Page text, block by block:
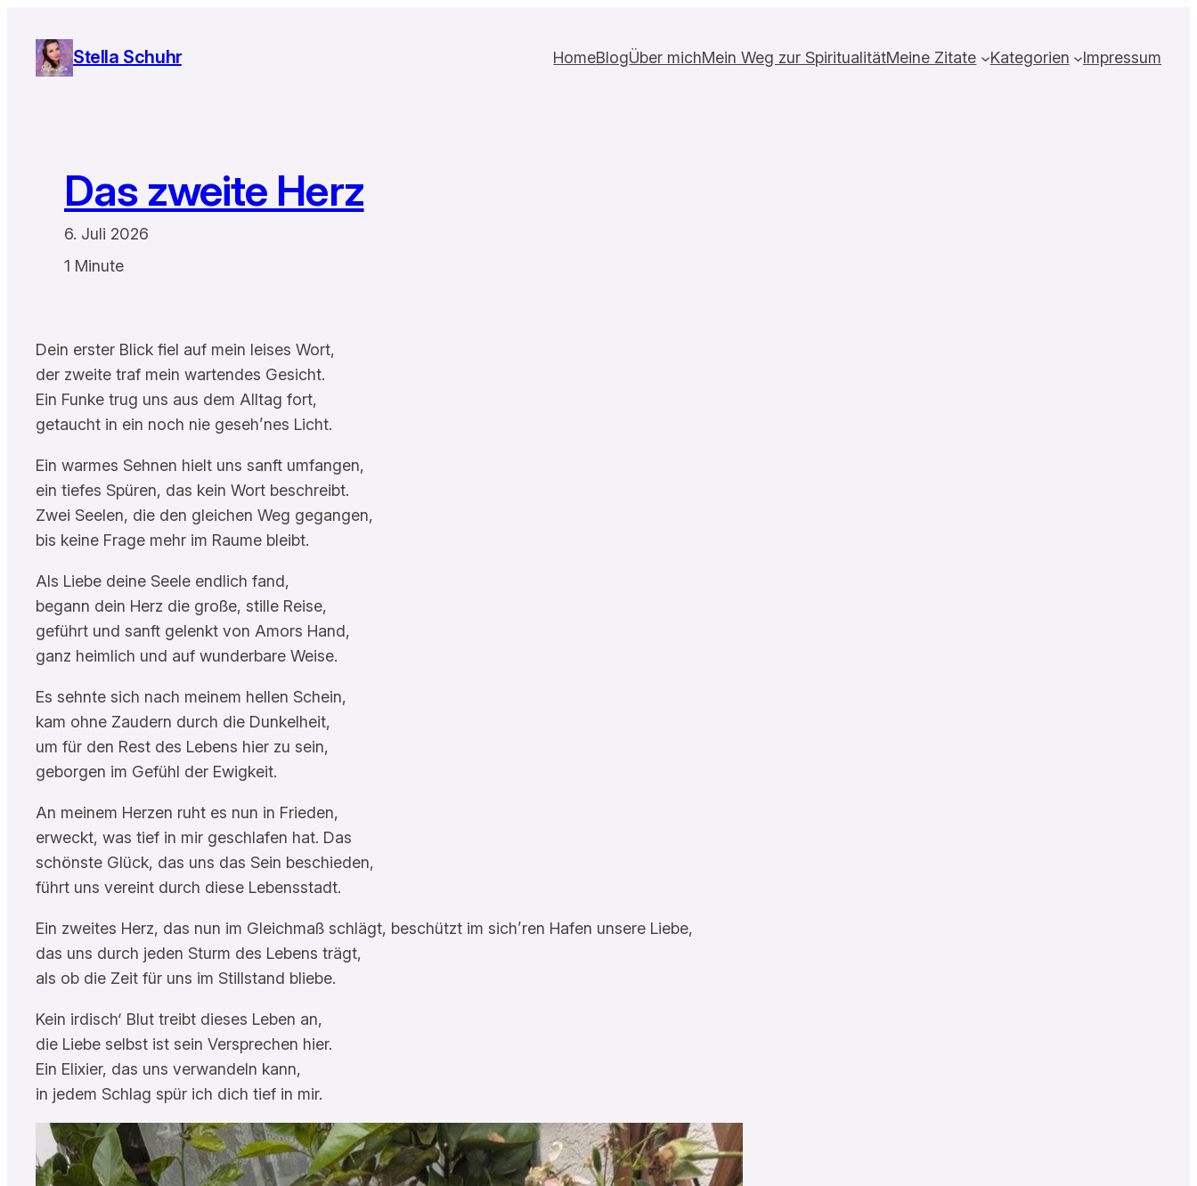
Inhalt
springen
Stella Schuhr HomeBlogÜber michMein Weg zur SpiritualitätMeine Zitate Kategorien Impressum
Das zweite Herz
6. Juli 2026
1 Minute
Dein erster Blick fiel auf mein leises Wort,
der zweite traf mein wartendes Gesicht.
Ein Funke trug uns aus dem Alltag fort,
getaucht in ein noch nie geseh’nes Licht.
Ein warmes Sehnen hielt uns sanft umfangen,
ein tiefes Spüren, das kein Wort beschreibt.
Zwei Seelen, die den gleichen Weg gegangen,
bis keine Frage mehr im Raume bleibt.
Als Liebe deine Seele endlich fand,
begann dein Herz die große, stille Reise,
geführt und sanft gelenkt von Amors Hand,
ganz heimlich und auf wunderbare Weise.
Es sehnte sich nach meinem hellen Schein,
kam ohne Zaudern durch die Dunkelheit,
um für den Rest des Lebens hier zu sein,
geborgen im Gefühl der Ewigkeit.
An meinem Herzen ruht es nun in Frieden,
erweckt, was tief in mir geschlafen hat. Das
schönste Glück, das uns das Sein beschieden,
führt uns vereint durch diese Lebensstadt.
Ein zweites Herz, das nun im Gleichmaß schlägt, beschützt im sich’ren Hafen unsere Liebe,
das uns durch jeden Sturm des Lebens trägt,
als ob die Zeit für uns im Stillstand bliebe.
Kein irdisch‘ Blut treibt dieses Leben an,
die Liebe selbst ist sein Versprechen hier.
Ein Elixier, das uns verwandeln kann,
in jedem Schlag spür ich dich tief in mir.